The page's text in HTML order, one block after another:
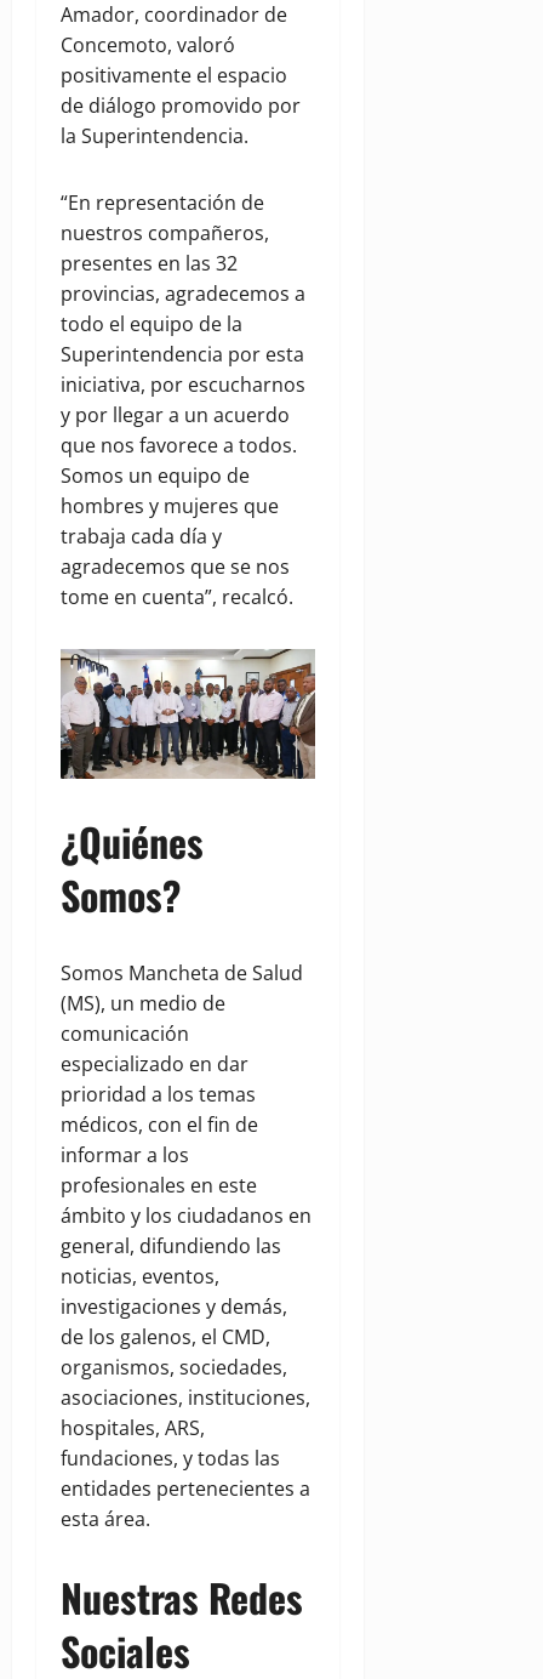
Amador, coordinador de
Concemoto, valoró
positivamente el espacio
de diálogo promovido por
la Superintendencia.
“En representación de
nuestros compañeros,
presentes en las 32
provincias, agradecemos a
todo el equipo de la
Superintendencia por esta
iniciativa, por escucharnos
y por llegar a un acuerdo
que nos favorece a todos.
Somos un equipo de
hombres y mujeres que
trabaja cada día y
agradecemos que se nos
tome en cuenta”, recalcó.
¿Quiénes
Somos?
Somos Mancheta de Salud
(MS), un medio de
comunicación
especializado en dar
prioridad a los temas
médicos, con el fin de
informar a los
profesionales en este
ámbito y los ciudadanos en
general, difundiendo las
noticias, eventos,
investigaciones y demás,
de los galenos, el CMD,
organismos, sociedades,
asociaciones, instituciones,
hospitales, ARS,
fundaciones, y todas las
entidades pertenecientes a
esta área.
Nuestras Redes
Sociales